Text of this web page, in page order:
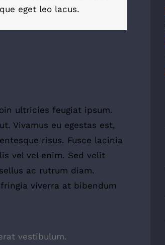
eget leo lacus.
ultricies feugiat ipsum.
Vivamus eu egestas est,
risus. Fusce lacinia
vel vel enim. Sed velit
ac rutrum diam.
viverra at bibendum
vestibulum.